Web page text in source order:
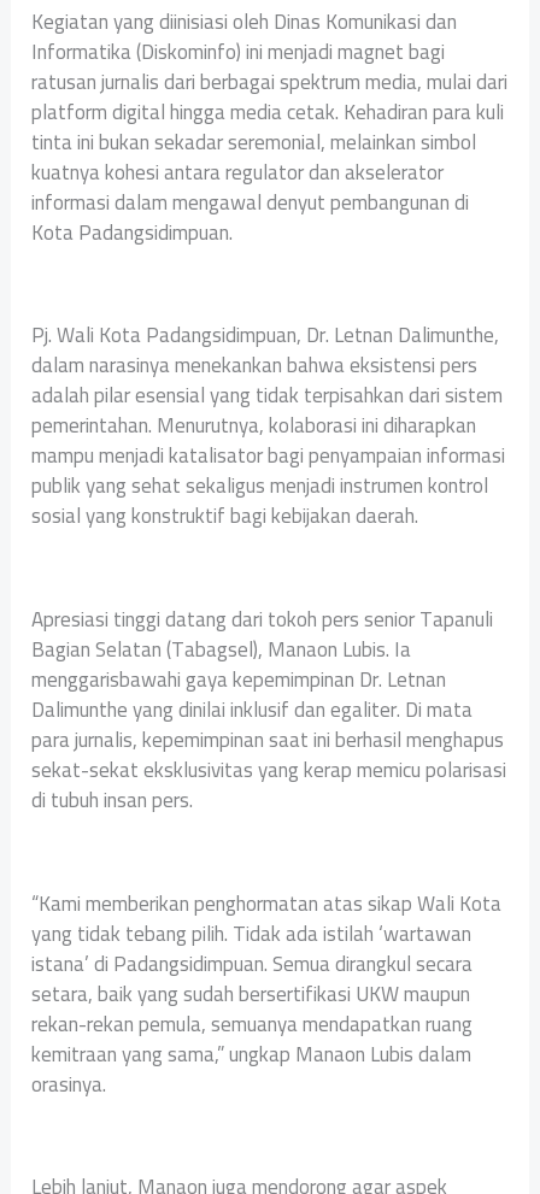
Kegiatan yang diinisiasi oleh Dinas Komunikasi dan
Informatika (Diskominfo) ini menjadi magnet bagi
ratusan jurnalis dari berbagai spektrum media, mulai dari
platform digital hingga media cetak. Kehadiran para kuli
tinta ini bukan sekadar seremonial, melainkan simbol
kuatnya kohesi antara regulator dan akselerator
informasi dalam mengawal denyut pembangunan di
Kota Padangsidimpuan.
Pj. Wali Kota Padangsidimpuan, Dr. Letnan Dalimunthe,
dalam narasinya menekankan bahwa eksistensi pers
adalah pilar esensial yang tidak terpisahkan dari sistem
pemerintahan. Menurutnya, kolaborasi ini diharapkan
mampu menjadi katalisator bagi penyampaian informasi
publik yang sehat sekaligus menjadi instrumen kontrol
sosial yang konstruktif bagi kebijakan daerah.
Apresiasi tinggi datang dari tokoh pers senior Tapanuli
Bagian Selatan (Tabagsel), Manaon Lubis. Ia
menggarisbawahi gaya kepemimpinan Dr. Letnan
Dalimunthe yang dinilai inklusif dan egaliter. Di mata
para jurnalis, kepemimpinan saat ini berhasil menghapus
sekat-sekat eksklusivitas yang kerap memicu polarisasi
di tubuh insan pers.
“Kami memberikan penghormatan atas sikap Wali Kota
yang tidak tebang pilih. Tidak ada istilah ‘wartawan
istana’ di Padangsidimpuan. Semua dirangkul secara
setara, baik yang sudah bersertifikasi UKW maupun
rekan-rekan pemula, semuanya mendapatkan ruang
kemitraan yang sama,” ungkap Manaon Lubis dalam
orasinya.